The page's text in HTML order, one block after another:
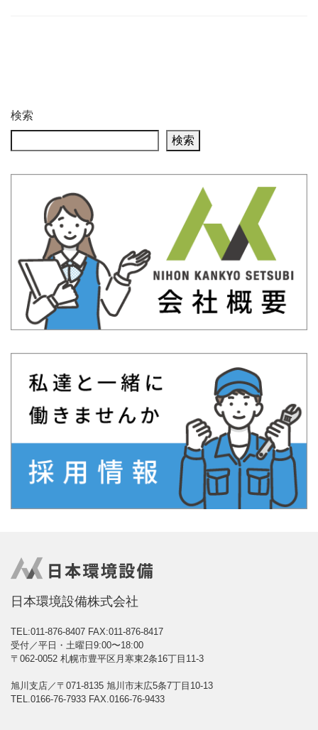
検索
検索
日本環境設備株式会社
TEL:011-876-8407 FAX:011-876-8417
受付／平日・土曜日9:00〜18:00
〒062-0052 札幌市豊平区月寒東2条16丁目11-3
旭川支店／〒071-8135 旭川市末広5条7丁目10-13
TEL.0166-76-7933 FAX.0166-76-9433